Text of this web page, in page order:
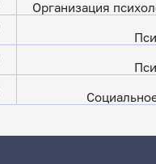
Организация